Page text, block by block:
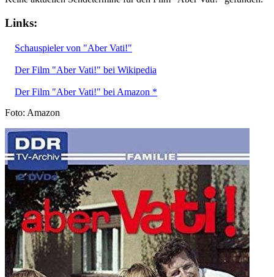
Links:
Schauspieler von "Aber Vati!"
Der Film "Aber Vati!" bei Wikipedia
Der Film "Aber Vati!" bei Amazon *
Foto: Amazon